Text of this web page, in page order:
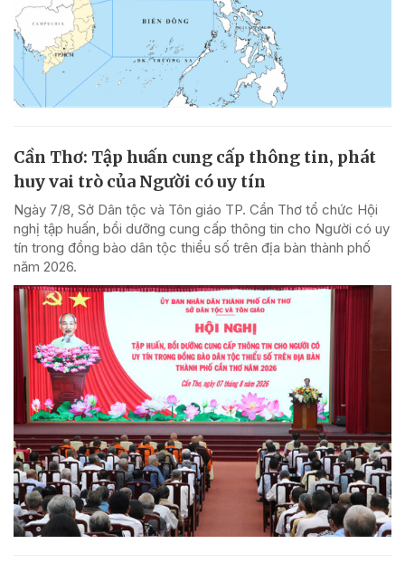
Cần Thơ: Tập huấn cung cấp thông tin, phát
huy vai trò của Người có uy tín
Ngày 7/8, Sở Dân tộc và Tôn giáo TP. Cần Thơ tổ chức Hội
nghị tập huấn, bồi dưỡng cung cấp thông tin cho Người có uy
tín trong đồng bào dân tộc thiểu số trên địa bàn thành phố
năm 2026.